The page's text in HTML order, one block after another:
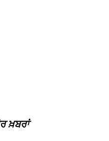
ਖ਼ਬਰਾਂ